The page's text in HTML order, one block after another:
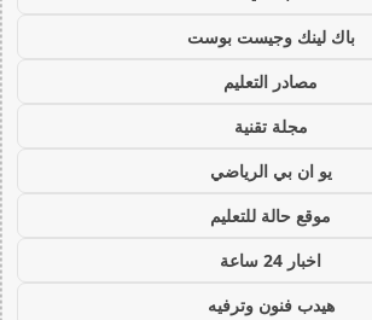
باك لينك وجيست بوست
مصادر التعليم
مجلة تقنية
يو ان بي الرياضي
موقع حالة للتعليم
اخبار 24 ساعة
هيدب فنون وترفيه